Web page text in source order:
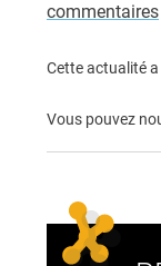
commentaires
Cette actualité a
Vous pouvez